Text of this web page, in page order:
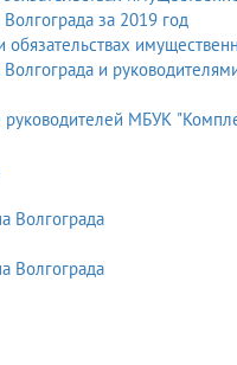
служащими администрации Советского района Волгограда за 2019 год
и
МБУК
Волгограда
Волгограда